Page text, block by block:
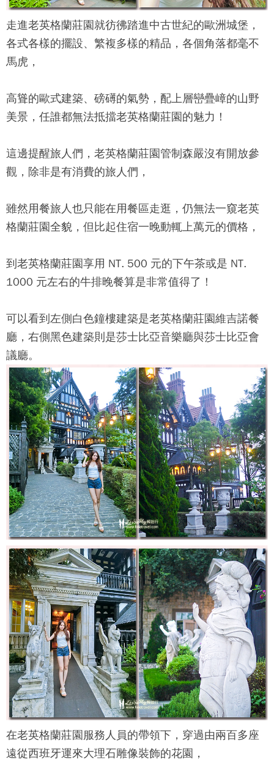
走進老英格蘭莊園就彷彿踏進中古世紀的歐洲城堡，
各式各樣的擺設、繁複多樣的精品，各個角落都毫不
馬虎，
高聳的歐式建築、磅礡的氣勢，配上層巒疊嶂的山野
美景，任誰都無法抵擋老英格蘭莊園的魅力！
這邊提醒旅人們， 老英格蘭莊園管制森嚴沒有開放參
觀，除非是有消費的旅人們，
雖然用餐旅人也只能在用餐區走逛，仍無法一窺老英
格蘭莊園全貌，但比起住宿一晚動輒上萬元的價格，
到 老英格蘭莊園享用 NT. 500 元的下午茶或是 NT.
1000 元左右的牛排晚餐算是非常值得了！
可以看到左側白色鐘樓建築是老英格蘭莊園維吉諾餐
廳，右側黑色建築則是莎士比亞音樂廳與莎士比亞會
議廳。
在老英格蘭莊園服務人員的帶領下，穿過由兩百多座
遠從西班牙運來大理石雕像裝飾的花園，